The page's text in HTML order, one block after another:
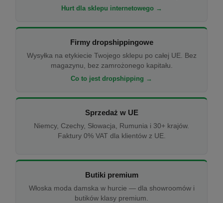
Hurt dla sklepu internetowego →
Firmy dropshippingowe
Wysyłka na etykiecie Twojego sklepu po całej UE. Bez
magazynu, bez zamrożonego kapitału.
Co to jest dropshipping →
Sprzedaż w UE
Niemcy, Czechy, Słowacja, Rumunia i 30+ krajów.
Faktury 0% VAT dla klientów z UE.
Butiki premium
Włoska moda damska w hurcie — dla showroomów i
butików klasy premium.